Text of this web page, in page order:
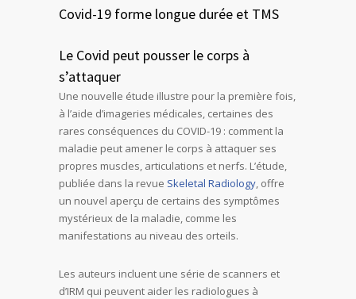
Covid-19 forme longue durée et TMS
Le Covid peut pousser le corps à
s’attaquer
Une nouvelle étude illustre pour la première fois,
à l’aide d’imageries médicales, certaines des
rares conséquences du COVID-19 : comment la
maladie peut amener le corps à attaquer ses
propres muscles, articulations et nerfs. L’étude,
publiée dans la revue Skeletal Radiology , offre
un nouvel aperçu de certains des symptômes
mystérieux de la maladie, comme les
manifestations au niveau des orteils.
Les auteurs incluent une série de scanners et
d’IRM qui peuvent aider les radiologues à